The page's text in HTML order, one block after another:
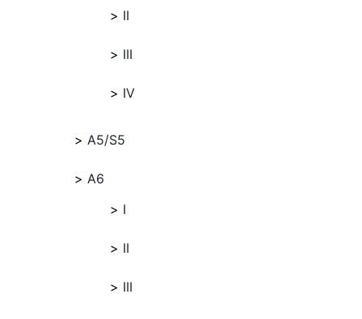
II
III
IV
A5/S5
A6
I
II
III